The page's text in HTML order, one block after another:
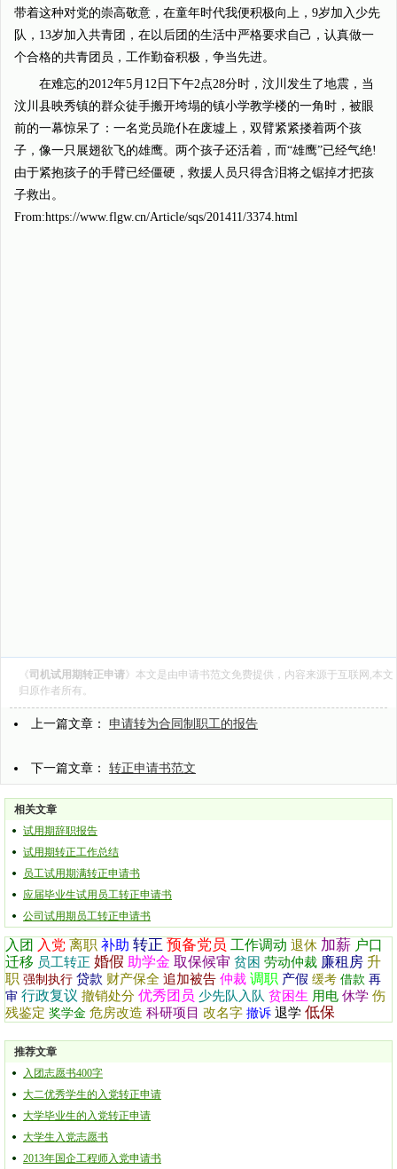
带着这种对党的崇高敬意，在童年时代我便积极向上，9岁加入少先
队，13岁加入共青团，在以后团的生活中严格要求自己，认真做一
个合格的共青团员，工作勤奋积极，争当先进。
在难忘的2012年5月12日下午2点28分时，汶川发生了地震，当
汶川县映秀镇的群众徒手搬开垮塌的镇小学教学楼的一角时，被眼
前的一幕惊呆了：一名党员跪仆在废墟上，双臂紧紧搂着两个孩
子，像一只展翅欲飞的雄鹰。两个孩子还活着，而“雄鹰”已经气绝!
由于紧抱孩子的手臂已经僵硬，救援人员只得含泪将之锯掉才把孩
子救出。
From:https://www.flgw.cn/Article/sqs/201411/3374.html
《司机试用期转正申请》本文是由申请书范文免费提供，内容来源于互联网,本文
归原作者所有。
上一篇文章： 申请转为合同制职工的报告
下一篇文章： 转正申请书范文
相关文章
试用期辞职报告
试用期转正工作总结
员工试用期满转正申请书
应届毕业生试用员工转正申请书
公司试用期员工转正申请书
入团 入党 离职 补助 转正 预备党员 工作调动 退休 加薪 户口
迁移 员工转正 婚假 助学金 取保候审 贫困 劳动仲裁 廉租房 升
职 强制执行 贷款 财产保全 追加被告 仲裁 调职 产假 缓考 借款 再
审 行政复议 撤销处分 优秀团员 少先队入队 贫困生 用电 休学 伤
残鉴定 奖学金 危房改造 科研项目 改名字 撤诉 退学 低保
推荐文章
入团志愿书400字
大二优秀学生的入党转正申请
大学毕业生的入党转正申请
大学生入党志愿书
2013年国企工程师入党申请书